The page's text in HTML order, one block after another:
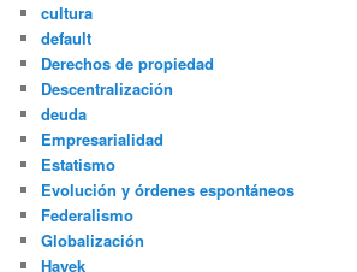
cultura
default
Derechos de propiedad
Descentralización
deuda
Empresarialidad
Estatismo
Evolución y órdenes espontáneos
Federalismo
Globalización
Hayek